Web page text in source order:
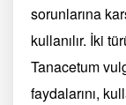
sorunlarına
kullanılır. İki
Tanacetum
faydalarını,